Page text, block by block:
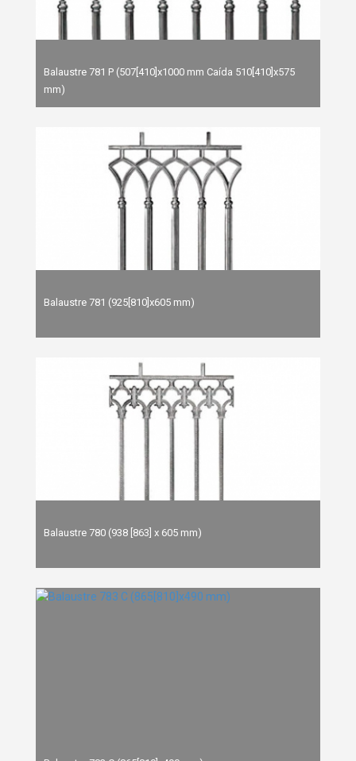
Balaustre 781 P (507[410]x1000 mm Caída 510[410]x575
mm)
Balaustre 781 (925[810]x605 mm)
Balaustre 780 (938 [863] x 605 mm)